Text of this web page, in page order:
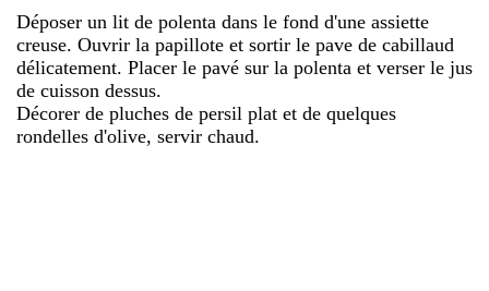
Déposer un lit de polenta dans le fond d'une assiette
creuse. Ouvrir la papillote et sortir le pave de cabillaud
délicatement. Placer le pavé sur la polenta et verser le jus
de cuisson dessus.
Décorer de pluches de persil plat et de quelques
rondelles d'olive, servir chaud.